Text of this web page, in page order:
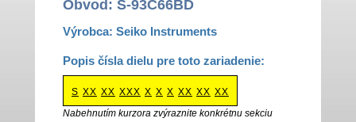
Obvod: S-93C66BD
Výrobca: Seiko Instruments
Popis čísla dielu pre toto zariadenie:
S XX XX XXX X X X XX XX XX
Nabehnutím kurzora zvýraznite konkrétnu sekciu